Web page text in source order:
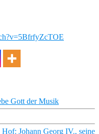
Gott der Musik
Johann Georg IV., seine